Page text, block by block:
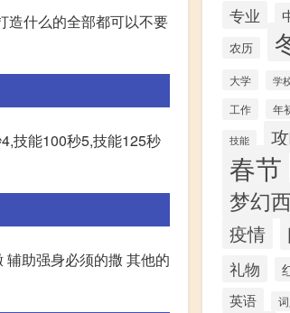
造什么的全部都可以不要
技能100秒5,技能125秒
助强身必须的撒 其他的
专业
农历
大学 学
工作 年
技能
春节
梦幻
疫情
礼物
英语 词